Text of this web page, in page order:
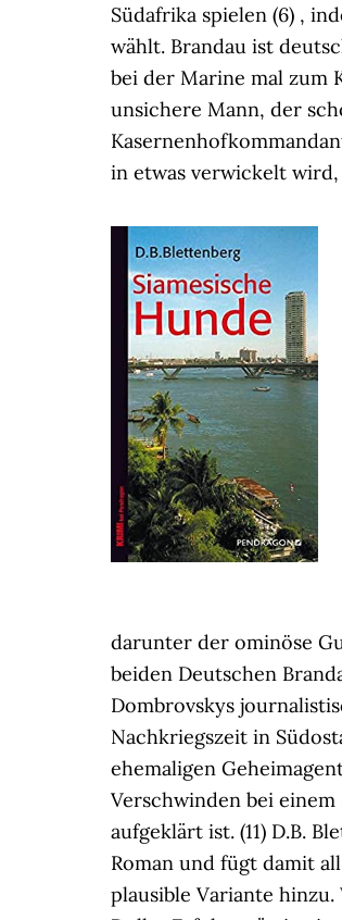
Südafrika spielen (6) ,
wählt. Brandau ist
bei der Marine mal zum
unsichere Mann, der
in etwas verwickelt
darunter der ominöse
beiden Deutschen
Dombrovskys
Nachkriegszeit in
ehemaligen
Verschwinden bei
aufgeklärt ist. (11) D.B.
Roman und fügt damit
plausible Variante